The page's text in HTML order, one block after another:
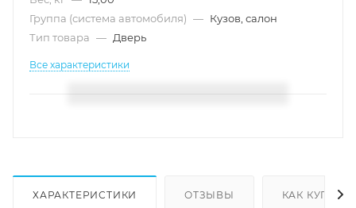
Группа (система автомобиля) — Кузов, салон
Тип товара — Дверь
Все характеристики
ХАРАКТЕРИСТИКИ ОТЗЫВЫ КАК КУПИТЬ